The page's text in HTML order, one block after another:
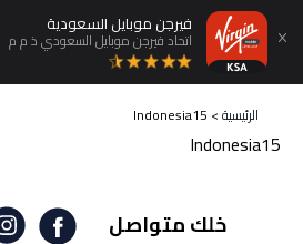
فيرجن موبايل السعودية
اتحاد فيرجن موبايل السعودي ذ م م
الرئيسية>
Indonesia15
Indonesia15
خلك متواصل